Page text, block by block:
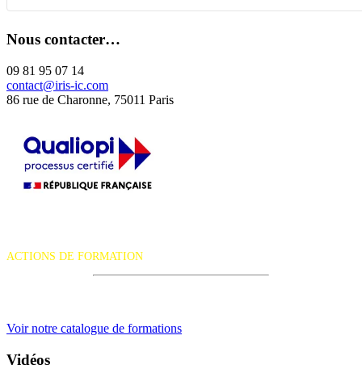
Nous contacter…
09 81 95 07 14
contact@iris-ic.com
86 rue de Charonne, 75011 Paris
ACTIONS DE FORMATION
Voir notre catalogue de formations
Vidéos